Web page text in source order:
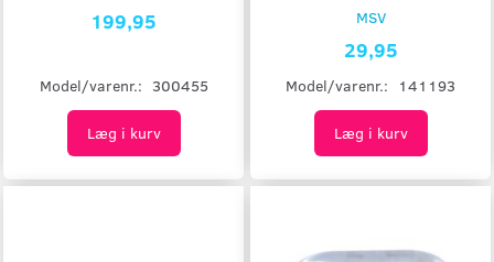
199,95
Model/varenr.: 300455
Læg i kurv
MSV
29,95
Model/varenr.: 141193
Læg i kurv